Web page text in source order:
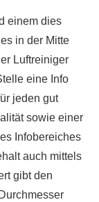
einem dies
in der Mitte
Luftreiniger
eine Info
jeden gut
sowie einer
Infobereiches
auch mittels
gibt den